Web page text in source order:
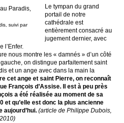
suivi par
Le tympan du grand
portail de notre
cathédrale est
entièrement consacré au
jugement dernier, avec
l’Enfer.
nous montre les « damnés » d’un côté
on distingue parfaitement saint
et un ange avec dans la main la
cet ange et saint Pierre, on reconnaît
François d’Assise. Il est à peu près
a été réalisée au moment de sa
et qu’elle est donc la plus ancienne
aujourd’hui. (article de Philippe Dubois,